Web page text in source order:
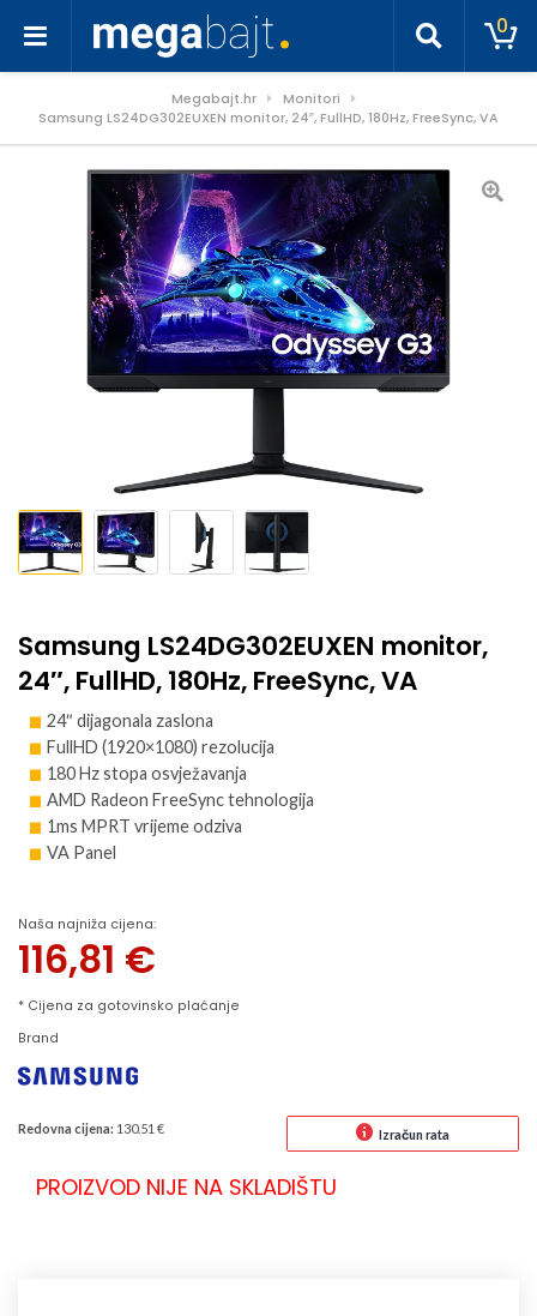
0
Megabajt.hr
Monitori
Samsung LS24DG302EUXEN monitor, 24″, FullHD, 180Hz, FreeSync, VA
Samsung LS24DG302EUXEN monitor,
24″, FullHD, 180Hz, FreeSync, VA
24″ dijagonala zaslona
FullHD (1920×1080) rezolucija
180 Hz stopa osvježavanja
AMD Radeon FreeSync tehnologija
1ms MPRT vrijeme odziva
VA Panel
Naša najniža cijena:
116,81 €
* Cijena za gotovinsko plaćanje
Brand
Redovna cijena: 130.51 € Izračun rata
PROIZVOD NIJE NA SKLADIŠTU